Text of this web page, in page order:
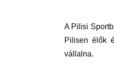
A Pilisi
Pilisen élők
vállalna.